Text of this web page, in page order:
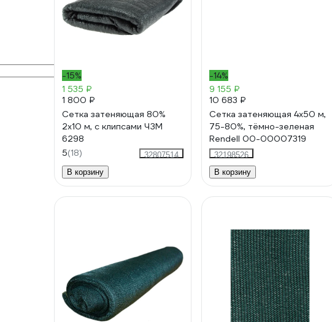
-15%
1 535 ₽
1 800 ₽
Сетка затеняющая 80%
2x10 м, с клипсами ЧЗМ
6298
5(18)
32807514
В корзину
-14%
9 155 ₽
10 683 ₽
Сетка затеняющая 4x50 м,
75-80%, тёмно-зеленая
Rendell 00-00007319
32198526
В корзину